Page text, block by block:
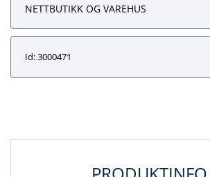
NETTBUTIKK OG VAREHUS
Id: 3000471